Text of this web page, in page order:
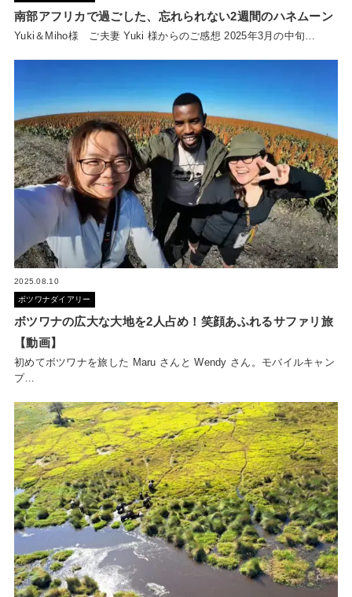
南部アフリカで過ごした、忘れられない2週間のハネムーン
Yuki＆Miho様 ご夫妻 Yuki 様からのご感想 2025年3月の中旬…
2025.08.10
ボツワナダイアリー
ボツワナの広大な大地を2人占め！笑顔あふれるサファリ旅
【動画】
初めてボツワナを旅した Maru さんと Wendy さん。モバイルキャン
プ…